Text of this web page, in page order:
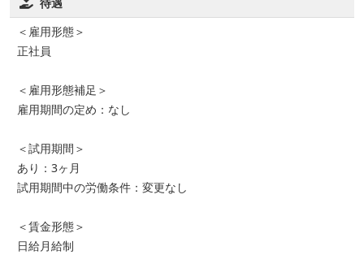
＜雇用形態＞
正社員
＜雇用形態補足＞
雇用期間の定め：なし
＜試用期間＞
あり：3ヶ月
試用期間中の労働条件：変更なし
＜賃金形態＞
日給月給制